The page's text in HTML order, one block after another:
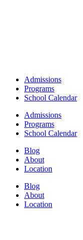
Admissions
Programs
School Calendar
Admissions
Programs
School Calendar
Blog
About
Location
Blog
About
Location